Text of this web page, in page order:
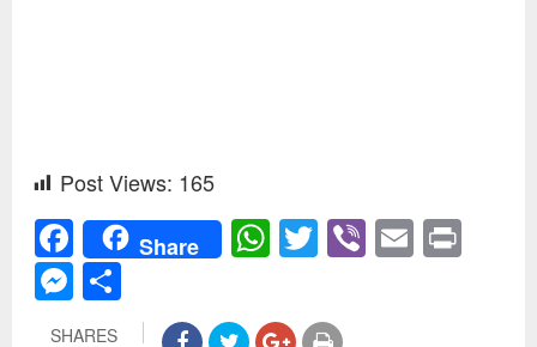
Post Views: 165
Facebook
Share WhatsApp
Twitter
Viber
Email
Messenger
SHARES